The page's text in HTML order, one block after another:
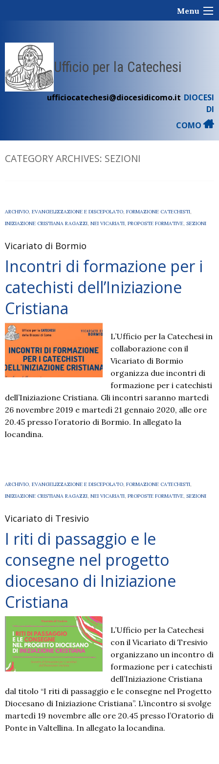
Menu
Ufficio per la Catechesi
ufficiocatechesi@diocesidicomo.it DIOCESI
DI
COMO
CATEGORY ARCHIVES: SEZIONI
ARCHIVIO, EVANGELIZZAZIONE E DISCEPOLATO, FORMAZIONE CATECHISTI,
INIZIAZIONE CRISTIANA RAGAZZI, NEI VICARIATI, PROPOSTE FORMATIVE, SEZIONI
Vicariato di Bormio
Incontri di formazione per i
catechisti dell’Iniziazione
Cristiana
L’Ufficio per la Catechesi in
collaborazione con il
Vicariato di Bormio
organizza due incontri di
formazione per i catechisti
dell’Iniziazione Cristiana. Gli incontri saranno martedì
26 novembre 2019 e martedì 21 gennaio 2020, alle ore
20.45 presso l’oratorio di Bormio. In allegato la
locandina.
ARCHIVIO, EVANGELIZZAZIONE E DISCEPOLATO, FORMAZIONE CATECHISTI,
INIZIAZIONE CRISTIANA RAGAZZI, NEI VICARIATI, PROPOSTE FORMATIVE, SEZIONI
Vicariato di Tresivio
I riti di passaggio e le
consegne nel progetto
diocesano di Iniziazione
Cristiana
L’Ufficio per la Catechesi
con il Vicariato di Tresivio
organizzano un incontro di
formazione per i catechisti
dell’Iniziazione Cristiana
dal titolo “I riti di passaggio e le consegne nel Progetto
Diocesano di Iniziazione Cristiana”. L’incontro si svolge
martedì 19 novembre alle ore 20.45 presso l’Oratorio di
Ponte in Valtellina. In allegato la locandina.